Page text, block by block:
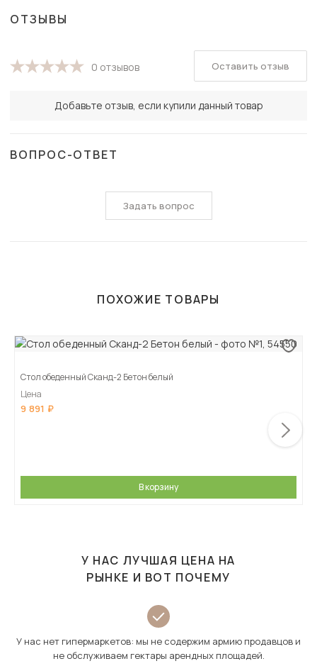
ОТЗЫВЫ
0 отзывов
Добавьте отзыв, если купили данный товар
Оставить отзыв
ВОПРОС-ОТВЕТ
Задать вопрос
ПОХОЖИЕ ТОВАРЫ
Стол обеденный Сканд-2 Бетон белый
Цена
9 891
В корзину
У НАС ЛУЧШАЯ ЦЕНА НА
РЫНКЕ И ВОТ ПОЧЕМУ
У нас нет гипермаркетов: мы не содержим армию продавцов и
не обслуживаем гектары арендных площадей.